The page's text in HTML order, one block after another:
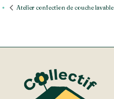
Atelier confection de couche lavable